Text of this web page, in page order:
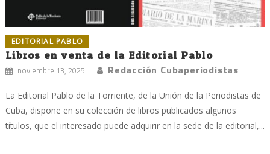
EDITORIAL PABLO
Libros en venta de la Editorial Pablo
noviembre 13, 2025 Redacción Cubaperiodistas
La Editorial Pablo de la Torriente, de la Unión de la Periodistas de
Cuba, dispone en su colección de libros publicados algunos
títulos, que el interesado puede adquirir en la sede de la editorial,...